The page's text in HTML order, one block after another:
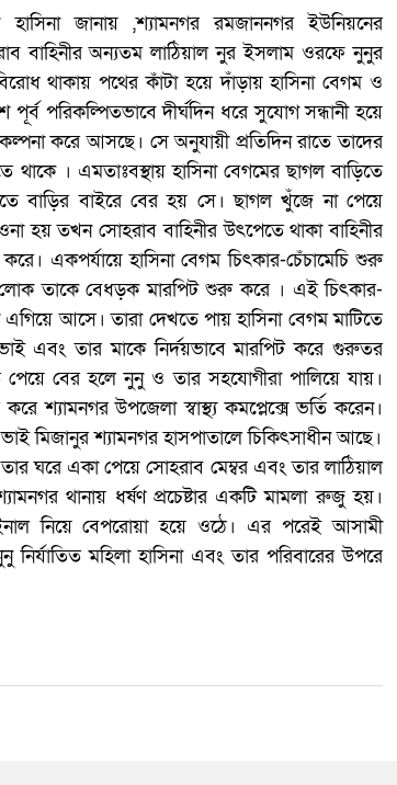
হাসিনা জানায় ,শ্যামনগর রমজাননগর ইউনিয়নের
বাহিনীর অন্যতম লাঠিয়াল নুর ইসলাম ওরফে নুনুর
থাকায় পথের কাঁটা হয়ে দাঁড়ায় হাসিনা বেগম ও
পূর্ব পরিকল্পিতভাবে দীর্ঘদিন ধরে সুযোগ সন্ধানী হয়ে
করে আসছে। সে অনুযায়ী প্রতিদিন রাতে তাদের
। এমতাঃবস্থায় হাসিনা বেগমের ছাগল বাড়িতে
বাড়ির বাইরে বের হয় সে। ছাগল খুঁজে না পেয়ে
হয় তখন সোহরাব বাহিনীর উৎপেতে থাকা বাহিনীর
একপর্যায়ে হাসিনা বেগম চিৎকার-চেঁচামেচি শুরু
তাকে বেধড়ক মারপিট শুরু করে । এই চিৎকার-
আসে। তারা দেখতে পায় হাসিনা বেগম মাটিতে
এবং তার মাকে নির্দয়ভাবে মারপিট করে গুরুতর
পেয়ে বের হলে নুনু ও তার সহযোগীরা পালিয়ে যায়।
শ্যামনগর উপজেলা স্বাস্থ্য কমপ্লেক্সে ভর্তি করেন।
মিজানুর শ্যামনগর হাসপাতালে চিকিৎসাধীন আছে।
ঘরে একা পেয়ে সোহরাব মেম্বর এবং তার লাঠিয়াল
থানায় ধর্ষণ প্রচেষ্টার একটি মামলা রুজু হয়।
নিয়ে বেপরোয়া হয়ে ওঠে। এর পরেই আসামী
নির্যাতিত মহিলা হাসিনা এবং তার পরিবারের উপরে